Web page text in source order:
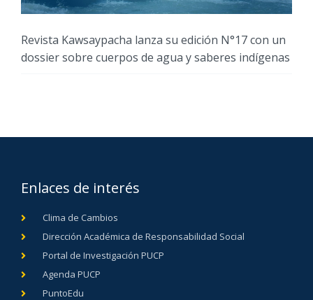
Revista Kawsaypacha lanza su edición N°17 con un
dossier sobre cuerpos de agua y saberes indígenas
Enlaces de interés
Clima de Cambios
Dirección Académica de Responsabilidad Social
Portal de Investigación PUCP
Agenda PUCP
PuntoEdu